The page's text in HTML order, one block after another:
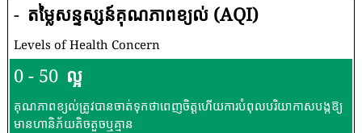
- តម្លៃសន្ទស្សន៍គុណភាពខ្យល់ (AQI)
Levels of Health Concern
0 - 50 ល្អ
គុណភាពខ្យល់ត្រូវបានចាត់ទុកថាពេញចិត្តហើយការបំពុលបរិយាកាសបង្កឱ្យ
មានហានិភ័យតិចតួចឬគ្មាន